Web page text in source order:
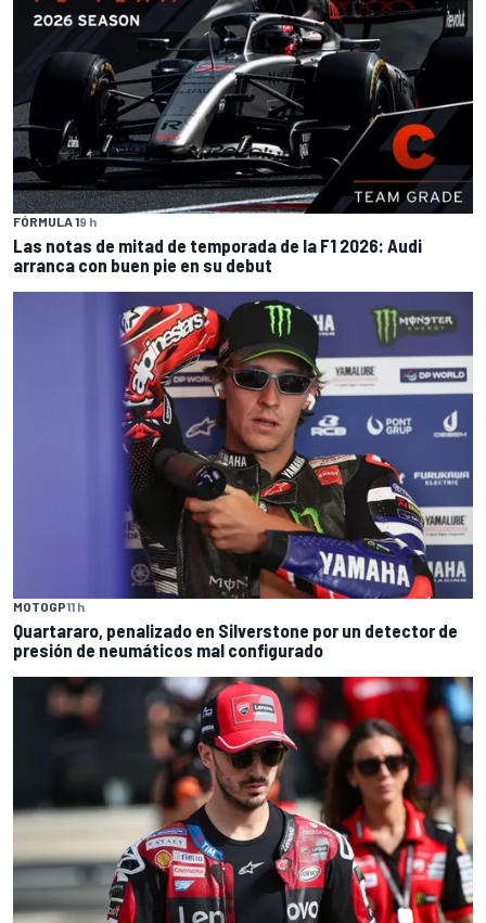
FÓRMULA 19 h
Las notas de mitad de temporada de la F1 2026: Audi
arranca con buen pie en su debut
MOTOGP11 h
Quartararo, penalizado en Silverstone por un detector de
presión de neumáticos mal configurado